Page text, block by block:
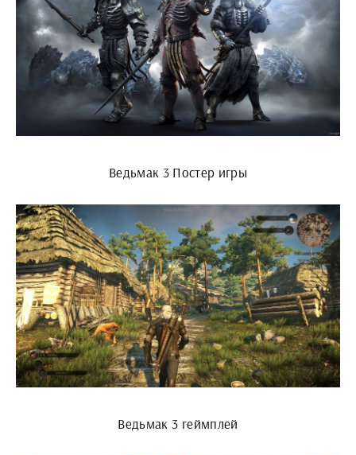
Ведьмак 3 Постер игры
Ведьмак 3 геймплей